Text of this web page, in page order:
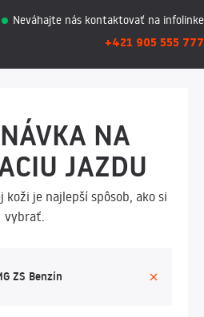
Neváhajte nás kontaktovať na infolinke
+421 905 555 777
NA
JAZDU
je najlepší spôsob, ako si
vybrať.
ZS Benzín